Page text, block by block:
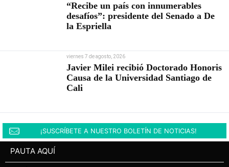
“Recibe un país con innumerables
desafíos”: presidente del Senado a De
la Espriella
viernes 7 de agosto, 2026
Javier Milei recibió Doctorado Honoris
Causa de la Universidad Santiago de
Cali
¡SUSCRÍBETE A NUESTRO BOLETÍN DE NOTICIAS!
PAUTA AQUÍ